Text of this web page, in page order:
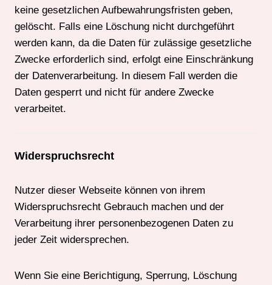
keine gesetzlichen Aufbewahrungsfristen geben,
gelöscht. Falls eine Löschung nicht durchgeführt
werden kann, da die Daten für zulässige gesetzliche
Zwecke erforderlich sind, erfolgt eine Einschränkung
der Datenverarbeitung. In diesem Fall werden die
Daten gesperrt und nicht für andere Zwecke
verarbeitet.
Widerspruchsrecht
Nutzer dieser Webseite können von ihrem
Widerspruchsrecht Gebrauch machen und der
Verarbeitung ihrer personenbezogenen Daten zu
jeder Zeit widersprechen.
Wenn Sie eine Berichtigung, Sperrung, Löschung